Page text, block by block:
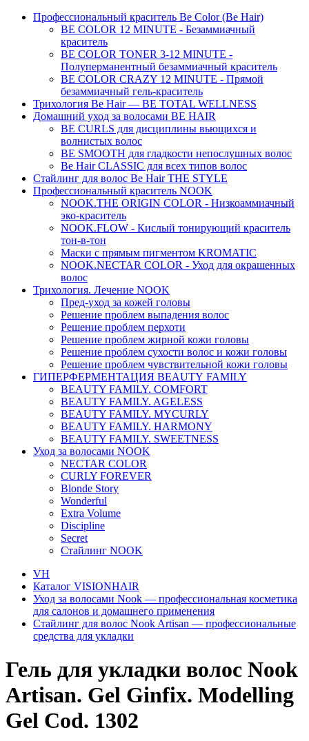
Профессиональный краситель Be Color (Be Hair)
BE COLOR 12 MINUTE - Безаммиачный
краситель
BE COLOR TONER 3-12 MINUTE -
Полуперманентный безаммиачный краситель
BE COLOR CRAZY 12 MINUTE - Прямой
безаммиачный гель-краситель
Трихология Be Hair — BE TOTAL WELLNESS
Домашний уход за волосами BE HAIR
BE CURLS для дисциплины вьющихся и
волнистых волос
BE SMOOTH для гладкости непослушных волос
Be Hair CLASSIC для всех типов волос
Стайлинг для волос Be Hair THE STYLE
Профессиональный краситель NOOK
NOOK.THE ORIGIN COLOR - Низкоаммиачный
эко-краситель
NOOK.FLOW - Кислый тонирующий краситель
тон-в-тон
Маски с прямым пигментом KROMATIC
NOOK.NECTAR COLOR - Уход для окрашенных
волос
Трихология. Лечение NOOK
Пред-уход за кожей головы
Решение проблем выпадения волос
Решение проблем перхоти
Решение проблем жирной кожи головы
Решение проблем сухости волос и кожи головы
Решение проблем чувствительной кожи головы
ГИПЕРФЕРМЕНТАЦИЯ BEAUTY FAMILY
BEAUTY FAMILY. COMFORT
BEAUTY FAMILY. AGELESS
BEAUTY FAMILY. MYCURLY
BEAUTY FAMILY. HARMONY
BEAUTY FAMILY. SWEETNESS
Уход за волосами NOOK
NECTAR COLOR
CURLY FOREVER
Blonde Story
Wonderful
Extra Volume
Discipline
Secret
Стайлинг NOOK
VH
Каталог VISIONHAIR
Уход за волосами Nook — профессиональная косметика
для салонов и домашнего применения
Стайлинг для волос Nook Artisan — профессиональные
средства для укладки
Гель для укладки волос Nook
Artisan. Gel Ginfix. Modelling
Gel Cod. 1302